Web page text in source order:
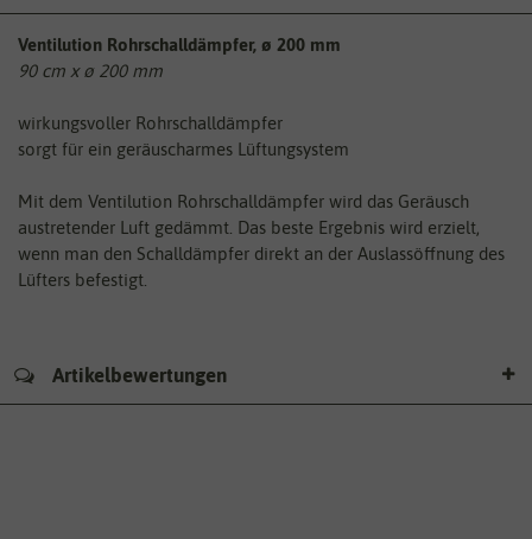
Ventilution Rohrschalldämpfer, ø 200 mm
90 cm x ø 200 mm
wirkungsvoller Rohrschalldämpfer
sorgt für ein geräuscharmes Lüftungsystem
Mit dem Ventilution Rohrschalldämpfer wird das Geräusch
austretender Luft gedämmt. Das beste Ergebnis wird erzielt,
wenn man den Schalldämpfer direkt an der Auslassöffnung des
Lüfters befestigt.
Artikelbewertungen